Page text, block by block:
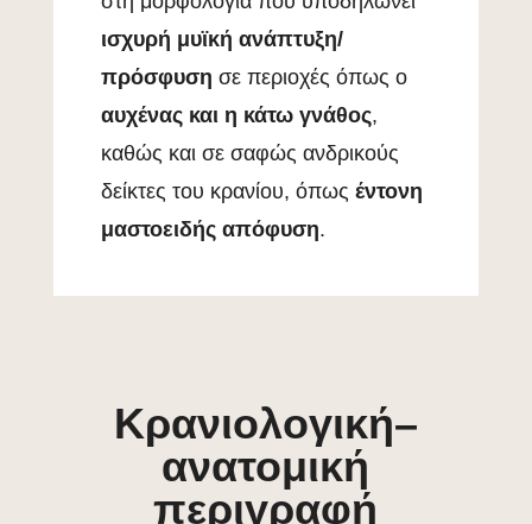
ισχυρή μυϊκή ανάπτυξη/
πρόσφυση σε περιοχές όπως ο
αυχένας και η κάτω γνάθος,
καθώς και σε σαφώς ανδρικούς
δείκτες του κρανίου, όπως έντονη
μαστοειδής απόφυση.
Κρανιολογική–
ανατομική
περιγραφή